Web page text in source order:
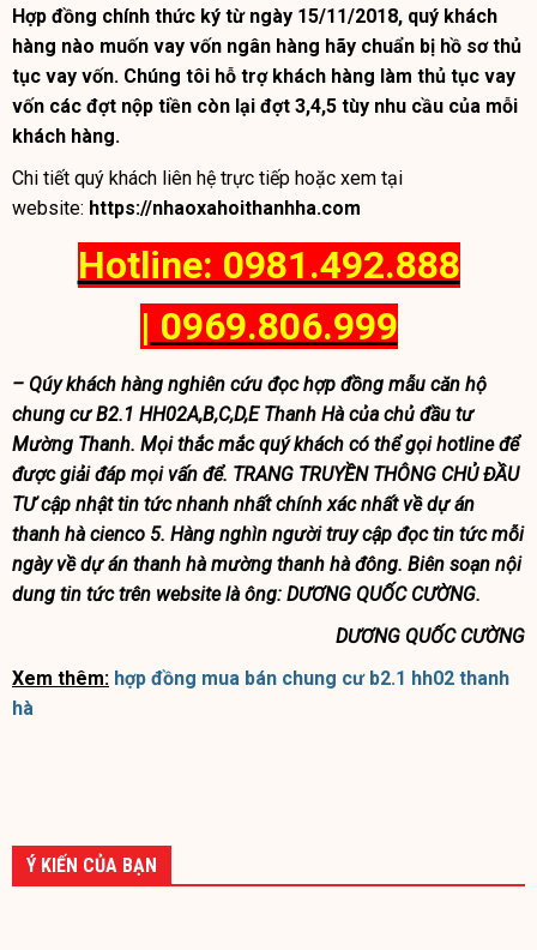
Hợp đồng chính thức ký từ ngày 15/11/2018, quý khách
hàng nào muốn vay vốn ngân hàng hãy chuẩn bị hồ sơ thủ
tục vay vốn. Chúng tôi hỗ trợ khách hàng làm thủ tục vay
vốn các đợt nộp tiền còn lại đợt 3,4,5 tùy nhu cầu của mỗi
khách hàng.
Chi tiết quý khách liên hệ trực tiếp hoặc xem tại
website: https://nhaoxahoithanhha.com
Hotline: 0981.492.888
| 0969.806.999
– Qúy khách hàng nghiên cứu đọc hợp đồng mẫu căn hộ
chung cư B2.1 HH02A,B,C,D,E Thanh Hà của chủ đầu tư
Mường Thanh. Mọi thắc mắc quý khách có thể gọi hotline để
được giải đáp mọi vấn để. TRANG TRUYỀN THÔNG CHỦ ĐẦU
TƯ cập nhật tin tức nhanh nhất chính xác nhất về dự án
thanh hà cienco 5. Hàng nghìn người truy cập đọc tin tức mỗi
ngày về dự án thanh hà mường thanh hà đông. Biên soạn nội
dung tin tức trên website là ông: DƯƠNG QUỐC CƯỜNG.
DƯƠNG QUỐC CƯỜNG
Xem thêm: hợp đồng mua bán chung cư b2.1 hh02 thanh
hà
Ý KIẾN CỦA BẠN